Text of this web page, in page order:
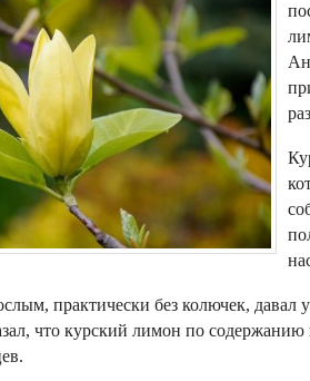
практически без колючек,
что курский лимон по